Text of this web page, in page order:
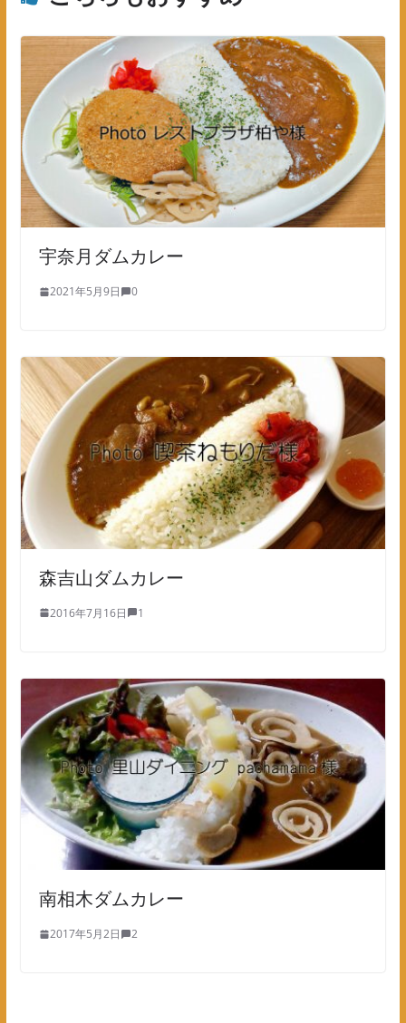
宇奈月ダムカレー
2021年5月9日 0
森吉山ダムカレー
2016年7月16日 1
南相木ダムカレー
2017年5月2日 2